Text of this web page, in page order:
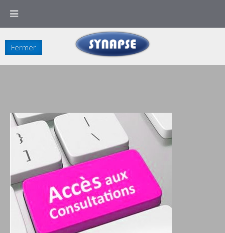
Ce site utilise des cookies. En poursuivant votre navigation sur ce site, vous
Fermer